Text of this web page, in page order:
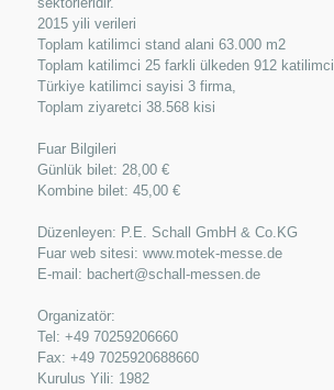
2015 yili verileri
Toplam katilimci stand alani 63.000 m2
Toplam katilimci 25 farkli ülkeden 912 katilimci
Türkiye katilimci sayisi 3 firma,
Toplam ziyaretci 38.568 kisi
Fuar Bilgileri
Günlük bilet: 28,00 €
Kombine bilet: 45,00 €
Düzenleyen: P.E. Schall GmbH & Co.KG
Fuar web sitesi: www.motek-messe.de
E-mail: bachert@schall-messen.de
Organizatör:
Tel: +49 70259206660
Fax: +49 7025920688660
Kurulus Yili: 1982